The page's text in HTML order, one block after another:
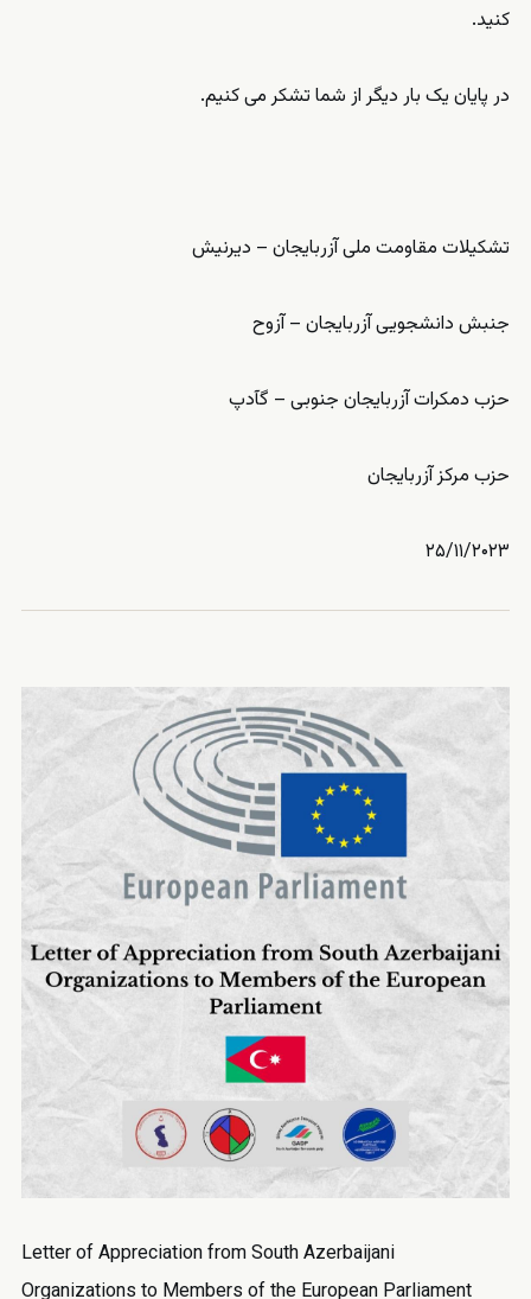
کنید.
در پایان یک بار دیگر از شما تشکر می کنیم.
تشکیلات مقاومت ملی آزربایجان – دیرنیش
جنبش دانشجویی آزربایجان – آزوح
حزب دمکرات آزربایجان جنوبی – گآدپ
حزب مرکز آزربایجان
۲۵/۱۱/۲۰۲۳
Letter of Appreciation from South Azerbaijani
Organizations to Members of the European Parliament